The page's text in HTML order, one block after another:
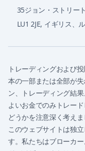
35ジョン・ストリート
LU1 2JE, イギリス、
トレーディングおよび
本の一部または全部が
ン、トレーディング結
よいお金でのみトレー
どうかを注意深く考えま
このウェブサイトは独
す。私たちはブローカ